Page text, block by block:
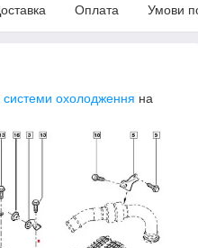
Оплата Умови
системи охолодження на